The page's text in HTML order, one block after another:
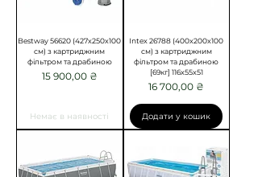
Bestway 56620 (427х250х100
см) з картриджним
фільтром та драбиною
Ціна
15 900,00 ₴
Немає в наявності
Intex 26788 (400x200x100
см) з картриджним
фільтром та драбиною
[69кг] 116x55x51
Ціна
16 700,00 ₴
Додати у кошик